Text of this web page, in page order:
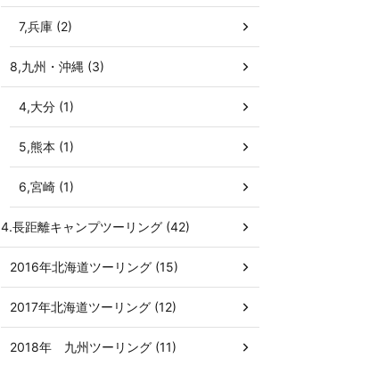
7,兵庫 (2)
8,九州・沖縄 (3)
4,大分 (1)
5,熊本 (1)
6,宮崎 (1)
4.長距離キャンプツーリング (42)
2016年北海道ツーリング (15)
2017年北海道ツーリング (12)
2018年 九州ツーリング (11)